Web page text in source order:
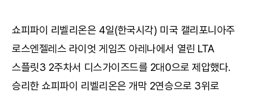
쇼피파이 리벨리온은 4일(한국시각) 미국 캘리포니아주
로스엔젤레스 라이엇 게임즈 아레나에서 열린 LTA
스플릿3 2주차서 디스가이즈드를 2대0으로 제압했다.
승리한 쇼피파이 리벨리온은 개막 2연승으로 3위로